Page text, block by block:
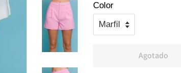
Color
Agotado